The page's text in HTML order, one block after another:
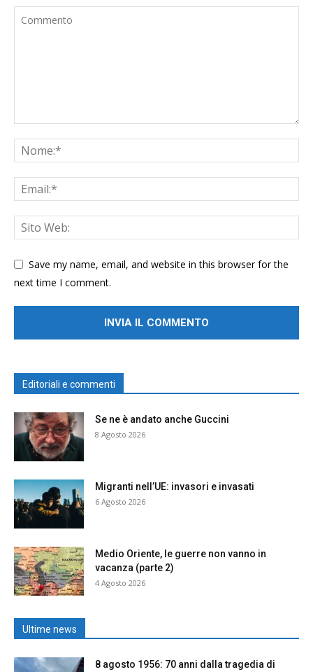
Save my name, email, and website in this browser for the
next time I comment.
Editoriali e commenti
Se ne è andato anche Guccini
8 Agosto 2026
Migranti nell’UE: invasori e invasati
6 Agosto 2026
Medio Oriente, le guerre non vanno in
vacanza (parte 2)
4 Agosto 2026
Ultime news
8 agosto 1956: 70 anni dalla tragedia di